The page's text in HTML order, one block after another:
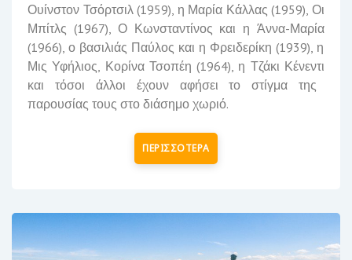
Ουίνστον Τσόρτσιλ(1959), η Μαρία Κάλλας (1959), Οι
Μπίτλς (1967), Ο Κωνσταντίνος και η Άννα-Μαρία
(1966), ο βασιλιάς Παύλος και η Φρειδερίκη (1939), η
Μις Υφήλιος, Κορίνα Τσοπέη (1964), η Τζάκι Κένεντι
και τόσοι άλλοι έχουν αφήσει το στίγμα της
παρουσίας τους στο διάσημο χωριό.
ΠΕΡΙΣΣΟΤΕΡΑ